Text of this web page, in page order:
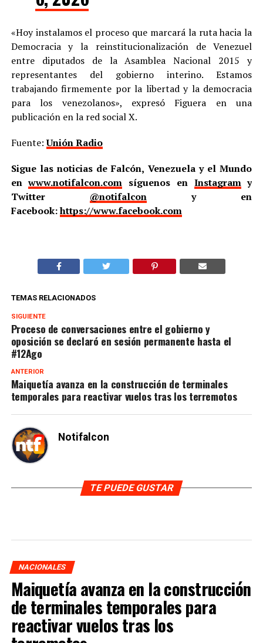
Democracia y la reinstitucionalización de Venezuel
entre diputados de la Asamblea Nacional 2015 y
representantes del gobierno interino. Estamos
trabajando firmemente por la libertad y la democracia
para los venezolanos», expresó Figuera en una
publicación en la red social X.
enwww.notifalcon.comsíguenos enInstagramy
Twitter@notifalcony en
Facebook:
https://www.facebook.com
Proceso de conversaciones entre el gobierno y
oposición se declaró en sesión permanente hasta el
#12Ago
ANTERIOR
Maiquetía avanza en la construcción de terminales
temporales para reactivar vuelos tras los terremotos
Maiquetía avanza en la construcción
de terminales temporales para
reactivar vuelos tras los
terremotos